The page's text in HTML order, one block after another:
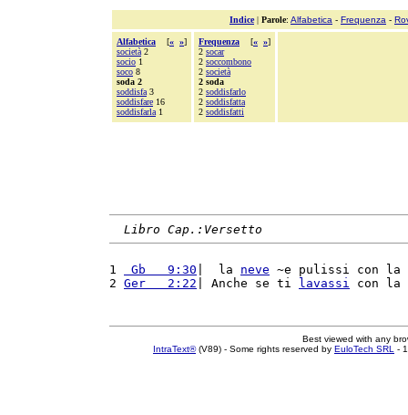
Indice| Parole: Alfabetica - Frequenza -
Alfabetica [« »]
società 2
socio 1
soco 8
soda 2
soddisfa 3
soddisfare 16
soddisfarla 1
Frequenza [« »]
2 socar
2 soccombono
2 società
2 soda
2 soddisfarlo
2 soddisfatta
2 soddisfatti
Libro Cap.:Versetto
1 Gb   9:30 |  la neve ~e pulissi con la
2 Ger   2:22 | Anche se ti lavassi con la
Best viewed with any
IntraText®(V89) - Some rights reserved by EuloTech SRL -